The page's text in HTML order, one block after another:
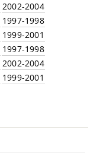
2002-2004
1997-1998
1999-2001
1997-1998
2002-2004
1999-2001